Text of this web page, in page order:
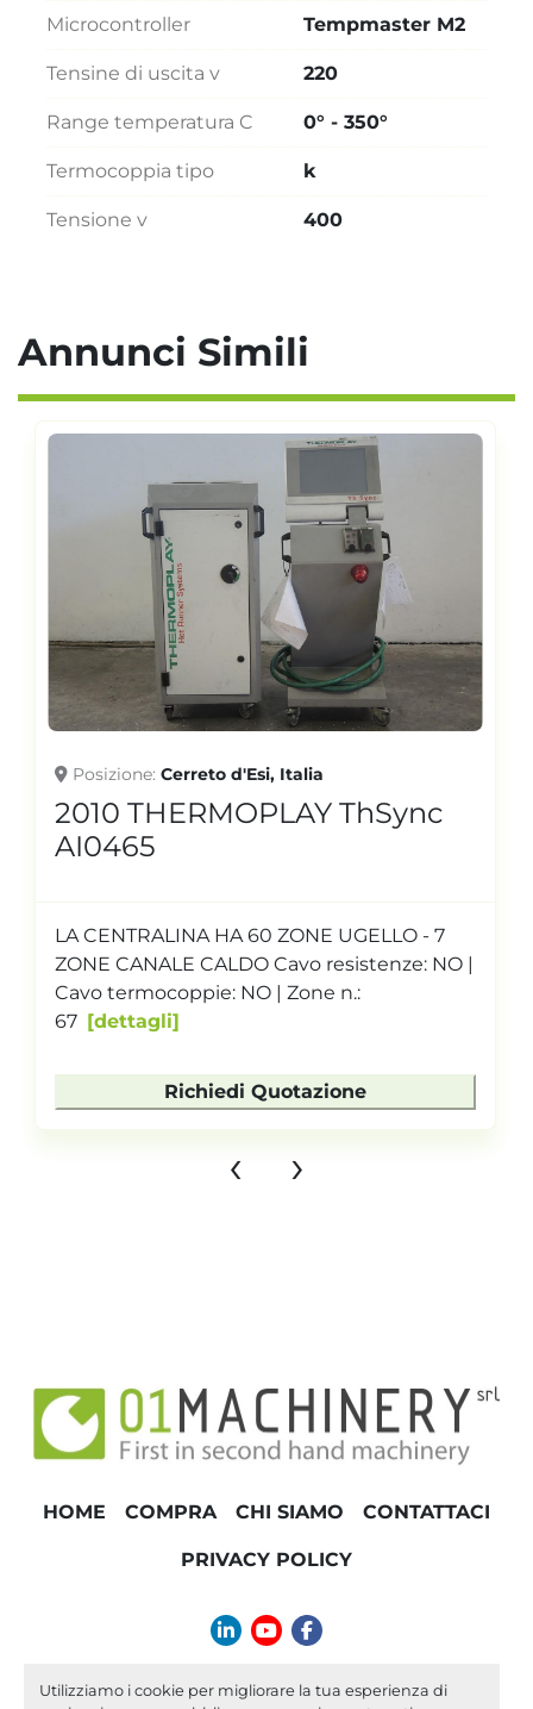
Utilizziamo i cookie per migliorare la tua esperienza di
Microcontroller Tempmaster M2
Tensine di uscita v 220
Range temperatura C 0° - 350°
Termocoppia tipo k
Tensione v 400
Annunci Simili
Posizione Cerreto d'Esi, Italia
2010 THERMOPLAY ThSync
AI0465
LA CENTRALINA HA 60 ZONE UGELLO - 7
ZONE CANALE CALDO Cavo resistenze: NO |
Cavo termocoppie: NO | Zone n.:
67
dettagli
Richiedi Quotazione
‹ ›
HOME COMPRA CHI SIAMO CONTATTACI
PRIVACY POLICY
linkedinyoutubefacebook
info@01machinery.com